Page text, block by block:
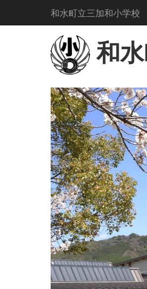
和水町立三加和小学校
和